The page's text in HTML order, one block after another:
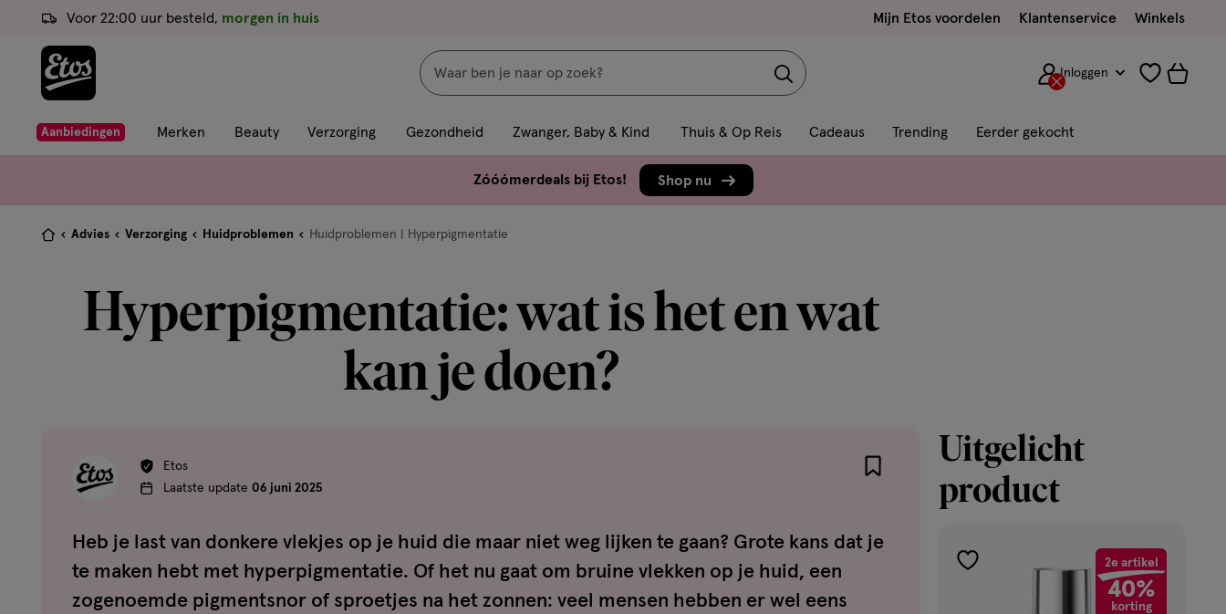
ga
de
hoofd
ga
naar
Voor 22:00 uur besteld, morgen in huis Mijn Etos voordelen Klantenservice Winkels
Zoeken
met
dit
geavanceerde
Inloggen
Aanbiedingen Merken Beauty Verzorging Gezondheid Zwanger, Baby & Kind Thuis & Op Reis Cadeaus Trending Eerder gekocht
Zóóómerdeals bij Etos! Shop nu
Je
Advies Verzorging Huidproblemen Huidproblemen | Hyperpigmentatie
Uitgelicht
product
2e artikel
40%
korting
toevoegen
Hyperpigmentatie: wat is het en wat
kan je doen?
Etos
Laatste update 06 juni 2025
Heb je last van donkere vlekjes op je huid die maar niet weg lijken te gaan? Grote kans dat je
te maken hebt met hyperpigmentatie. Of het nu gaat om bruine vlekken op je huid, een
zogenoemde pigmentsnor of sproetjes na het zonnen: veel mensen hebben er wel eens